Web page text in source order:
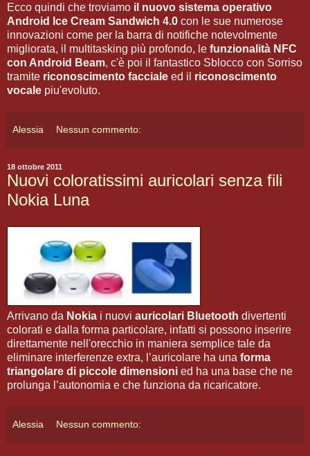
Ecco quindi che troviamo il nuovo sistema operativo
Android Ice Cream Sandwich 4.0 con le sue numerose
innovazioni come per la barra di notifiche notevolmente
migliorata, il multitasking più profondo, le funzionalità NFC
con Android Beam, c'è poi il fantastico Sblocco con Sorriso
tramite riconoscimento facciale ed il riconoscimento
vocale piu'evoluto.
Alessia Nessun commento:
18 ottobre 2011
Nuovi coloratissimi auricolari senza fili
Nokia Luna
Arrivano da Nokia i nuovi auricolari Bluetooth divertenti
colorati e dalla forma particolare, infatti si possono inserire
direttamente nell'orecchio in maniera semplice tale da
eliminare interferenze extra, l’auricolare ha una forma
triangolare di piccole dimensioni ed ha una base che ne
prolunga l’autonomia e che funziona da ricaricatore.
Alessia Nessun commento: